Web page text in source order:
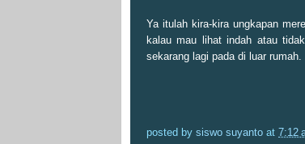
Ya itulah kira-kira ungkapan
kalau mau lihat indah atau
sekarang lagi pada di luar rumah.
posted by siswo suyanto at 7:12